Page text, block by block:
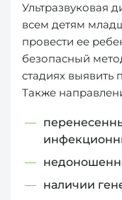
Ультразвуковая
всем детям
провести ее
безопасный
стадиях выявить
Также
наличии